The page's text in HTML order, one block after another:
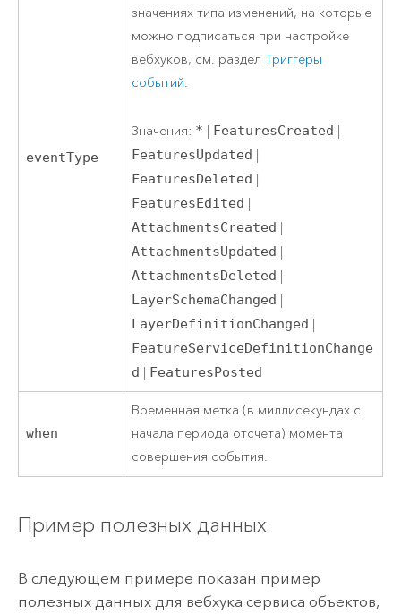
eventType
значениях типа изменений, на которые
можно подписаться при настройке
вебхуков, см. разделТриггеры
событий.
Значения: * | FeaturesCreated |
FeaturesUpdated |
FeaturesDeleted |
FeaturesEdited |
AttachmentsCreated |
AttachmentsUpdated |
AttachmentsDeleted |
LayerSchemaChanged |
LayerDefinitionChanged |
FeatureServiceDefinitionChange
d | FeaturesPosted
when
Временная метка (в миллисекундах с
начала периода отсчета) момента
совершения события.
Пример полезных данных
В следующем примере показан пример
полезных данных для вебхука сервиса объектов,